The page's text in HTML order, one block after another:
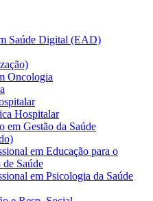
Saúde Digital (EAD)
Oncologia
Hospitalar
Gestão da Saúde
em Educação para o
Saúde
em Psicologia da Saúde